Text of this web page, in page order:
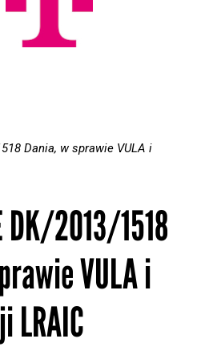
Dania, w sprawie VULA i
DK/2013/1518
VULA i
LRAIC